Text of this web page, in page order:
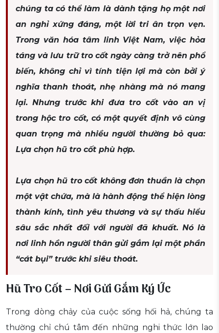
chúng ta có thể làm là dành tặng họ một nơi
an nghỉ xứng đáng, một lời tri ân trọn vẹn.
Trong văn hóa tâm linh Việt Nam, việc hỏa
táng và lưu trữ tro cốt ngày càng trở nên phổ
biến, không chỉ vì tính tiện lợi mà còn bởi ý
nghĩa thanh thoát, nhẹ nhàng mà nó mang
lại. Nhưng trước khi đưa tro cốt vào an vị
trong hộc tro cốt, có một quyết định vô cùng
quan trọng mà nhiều người thường bỏ qua:
Lựa chọn hũ tro cốt phù hợp.
Lựa chọn hũ tro cốt không đơn thuần là chọn
một vật chứa, mà là hành động thể hiện lòng
thành kính, tình yêu thương và sự thấu hiểu
sâu sắc nhất đối với người đã khuất. Nó là
nơi linh hồn người thân gửi gắm lại một phần
“cát bụi” trước khi siêu thoát.
Hũ Tro Cốt – Nơi Gửi Gắm Ký Ức
Trong dòng chảy của cuộc sống hối hả, chúng ta
thường chỉ chú tâm đến những nghi thức lớn lao